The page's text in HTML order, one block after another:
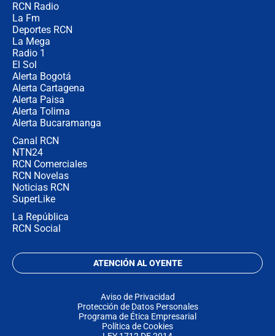
RCN Radio
La Fm
Deportes RCN
La Mega
Radio 1
El Sol
Alerta Bogotá
Alerta Cartagena
Alerta Paisa
Alerta Tolima
Alerta Bucaramanga
Canal RCN
NTN24
RCN Comerciales
RCN Novelas
Noticias RCN
SuperLike
La República
RCN Social
ATENCIÓN AL OYENTE
Aviso de Privacidad
Protección de Datos Personales
Programa de Ética Empresarial
Política de Cookies